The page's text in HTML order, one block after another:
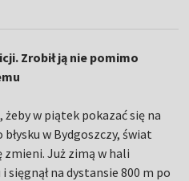
Zrobił ją nie pomimo
w piątek pokazać się na
w Bydgoszczy, świat
zmieni. Już zimą w hali
sięgnął na dystansie 800 m po